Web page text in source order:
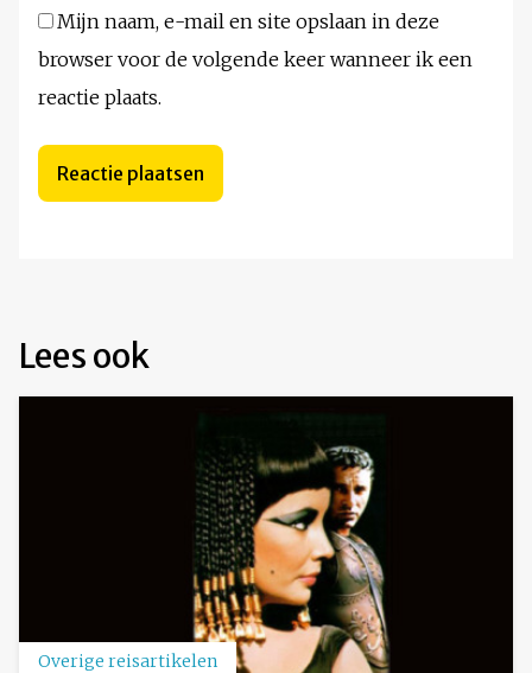
Mijn naam, e-mail en site opslaan in deze
browser voor de volgende keer wanneer ik een
reactie plaats.
Lees ook
Overige reisartikelen